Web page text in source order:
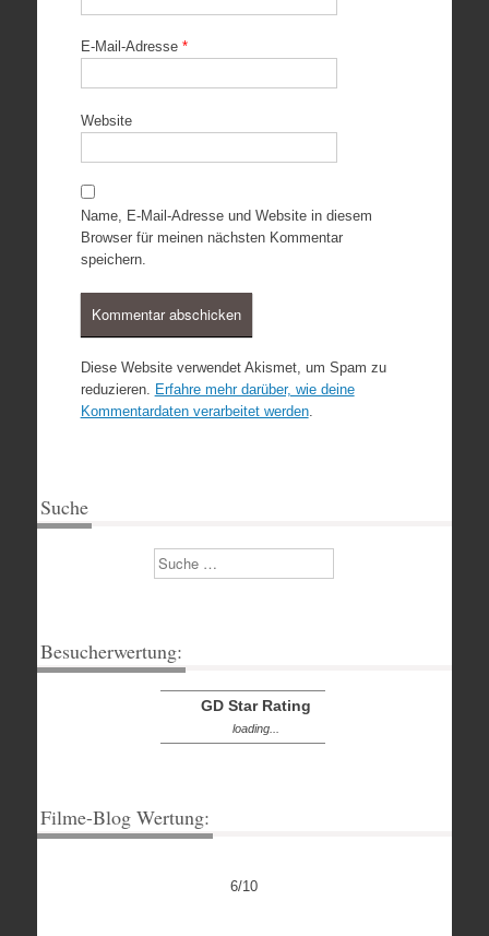
E-Mail-Adresse *
Website
Name, E-Mail-Adresse und Website in diesem
Browser für meinen nächsten Kommentar
speichern.
Diese Website verwendet Akismet, um Spam zu
reduzieren. Erfahre mehr darüber, wie deine
Kommentardaten verarbeitet werden.
Suche
Suchen
Besucherwertung:
GD Star Rating
loading...
Filme-Blog Wertung:
6/10